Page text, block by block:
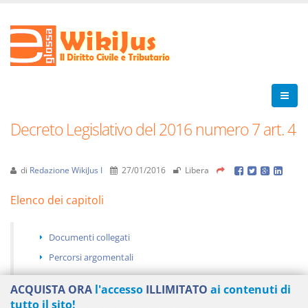
Decreto Legislativo del 2016 numero 7 art. 4
di Redazione WikiJus I 27/01/2016 Libera
Elenco dei capitoli
Documenti collegati
Percorsi argomentali
ACQUISTA ORA l'accesso ILLIMITATO ai contenuti di
tutto il sito!